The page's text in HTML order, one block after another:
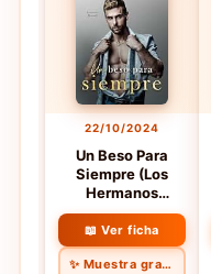
22/10/2024
Un Beso Para
Siempre (Los
Hermanos
Maxwell)
📖 Ver ficha
✨ Muestra gratis